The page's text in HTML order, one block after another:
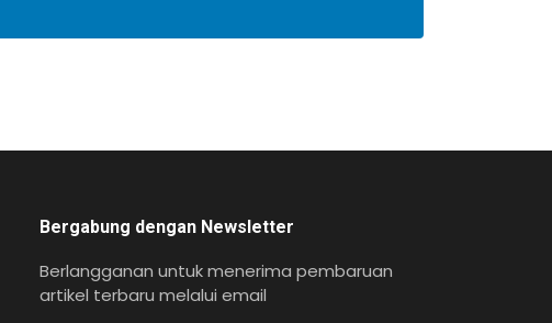
Bergabung dengan Newsletter
Berlangganan untuk menerima pembaruan
artikel terbaru melalui email